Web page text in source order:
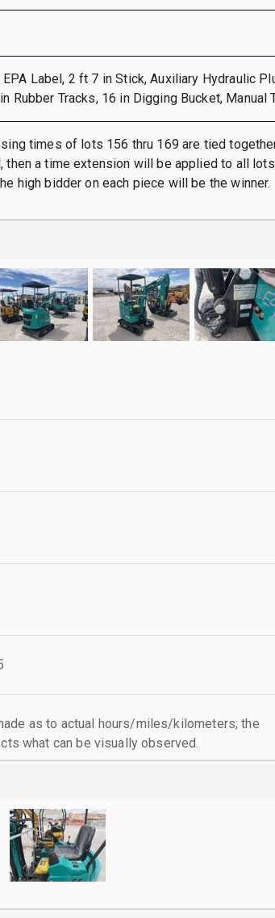
EPA Label, 2 ft 7 in Stick, Auxiliary Hydraulic
Rubber Tracks, 16 in Digging Bucket, Manual
times of lots 156 thru 169 are tied
then a time extension will be applied to all
high bidder on each piece will be the winner.
as to actual hours/miles/kilometers; the
what can be visually observed.